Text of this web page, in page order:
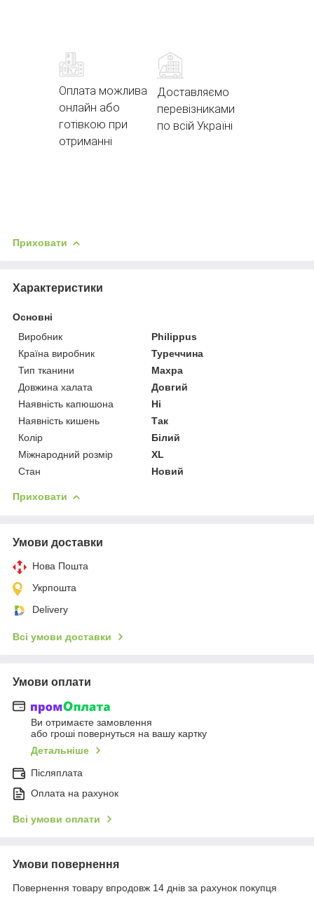
Оплата можлива
онлайн або
готівкою при
отриманні
Доставляємо
перевізниками
по всій Україні
Приховати
Характеристики
Основні
Виробник
Philippus
Країна виробник
Туреччина
Тип тканини
Махра
Довжина халата
Довгий
Наявність капюшона
Ні
Наявність кишень
Так
Колір
Білий
Міжнародний розмір
XL
Стан
Новий
Приховати
Умови доставки
Нова Пошта
Укрпошта
Delivery
Всі умови доставки
Умови оплати
Ви отримаєте замовлення
або гроші повернуться на вашу картку
Детальніше
Післяплата
Оплата на рахунок
Всі умови оплати
Умови повернення
Повернення товару впродовж 14 днів за рахунок покупця